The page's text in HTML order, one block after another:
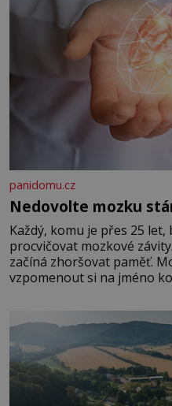
panidomu.cz
Nedovolte mozku
Každý, komu je přes 25 let,
procvičovat mozkové
začíná zhoršovat paměť.
vzpomenout si na jméno
Je to opravdu tak, s
rozhodla stávkovat. Cvičte